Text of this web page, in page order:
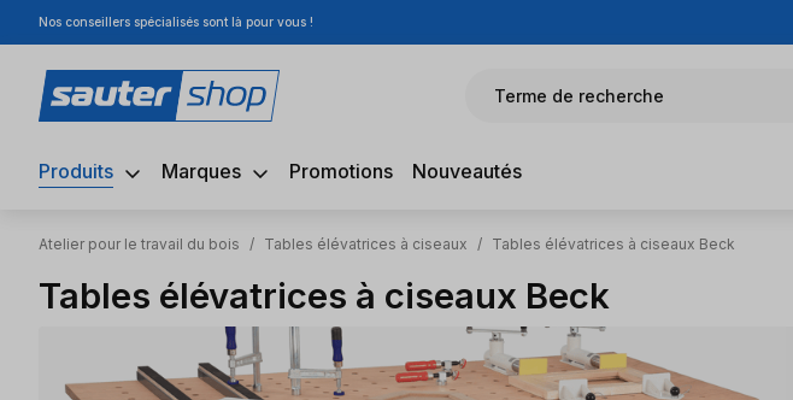
au contenu principal
Passer à la recherche
Passer à la navigation principale
Nos conseillers spécialisés sont là pour vous !
Terme de recherche
Produits Marques Promotions Nouveautés
Atelier pour le travail du bois / Tables élévatrices à ciseaux / Tables élévatrices à ciseaux Beck
Tables élévatrices à ciseaux Beck